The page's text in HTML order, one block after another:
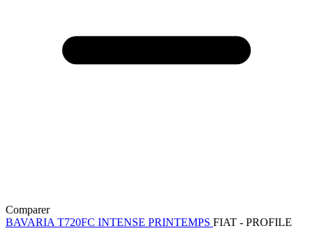
Comparer
BAVARIA T720FC INTENSE PRINTEMPS FIAT - PROFILE